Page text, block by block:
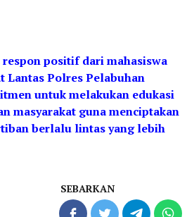
positif dari mahasiswa
Lantas Polres Pelabuhan
untuk melakukan edukasi
masyarakat guna menciptakan
berlalu lintas yang lebih
SEBARKAN